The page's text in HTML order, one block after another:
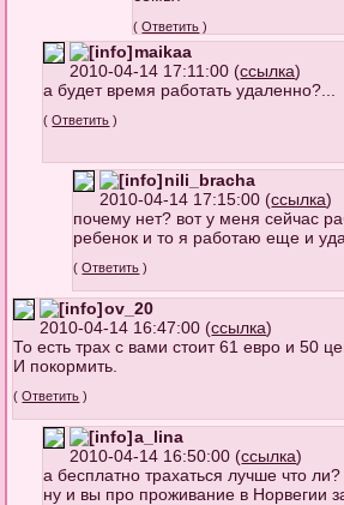
(Ответить )
maikaa
2010-04-14 17:11:00 (ссылка)
а будет время работать удаленно?...
(Ответить )
nili_bracha
2010-04-14 17:15:00 (ссылка)
почему нет? вот у меня сейчас
ребенок и то я работаю еще и
(Ответить )
ov_20
2010-04-14 16:47:00 (ссылка)
То есть трах с вами стоит 61 евро и 50
И покормить.
(Ответить )
a_lina
2010-04-14 16:50:00 (ссылка)
а бесплатно трахаться лучше что ли?
ну и вы про проживание в Норвегии